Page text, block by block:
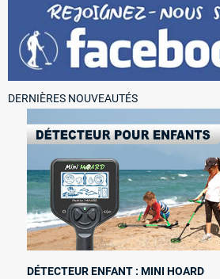
DERNIÈRES NOUVEAUTÉS
DÉTECTEUR ENFANT : MINI HOARD